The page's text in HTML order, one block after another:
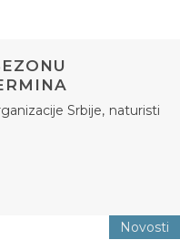
Srbije, naturisti
Novosti